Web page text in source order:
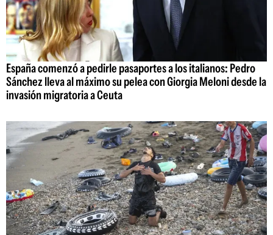
España comenzó a pedirle pasaportes a los italianos: Pedro
Sánchez lleva al máximo su pelea con Giorgia Meloni desde la
invasión migratoria a Ceuta